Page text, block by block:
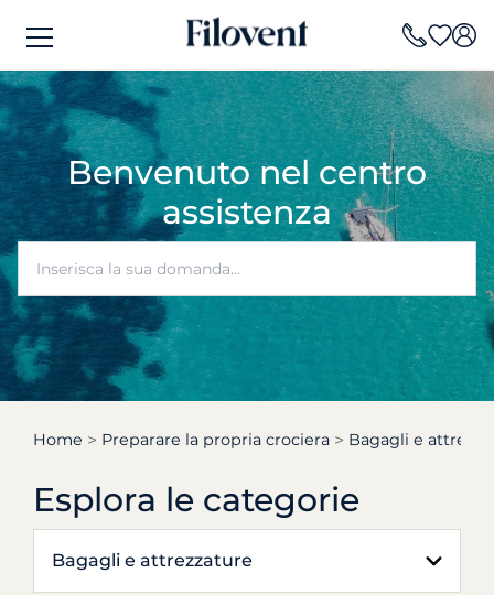
Benvenuto nel centro
assistenza
Home Preparare la propria crociera Bagagli e
Esplora le categorie
Bagagli e attrezzature